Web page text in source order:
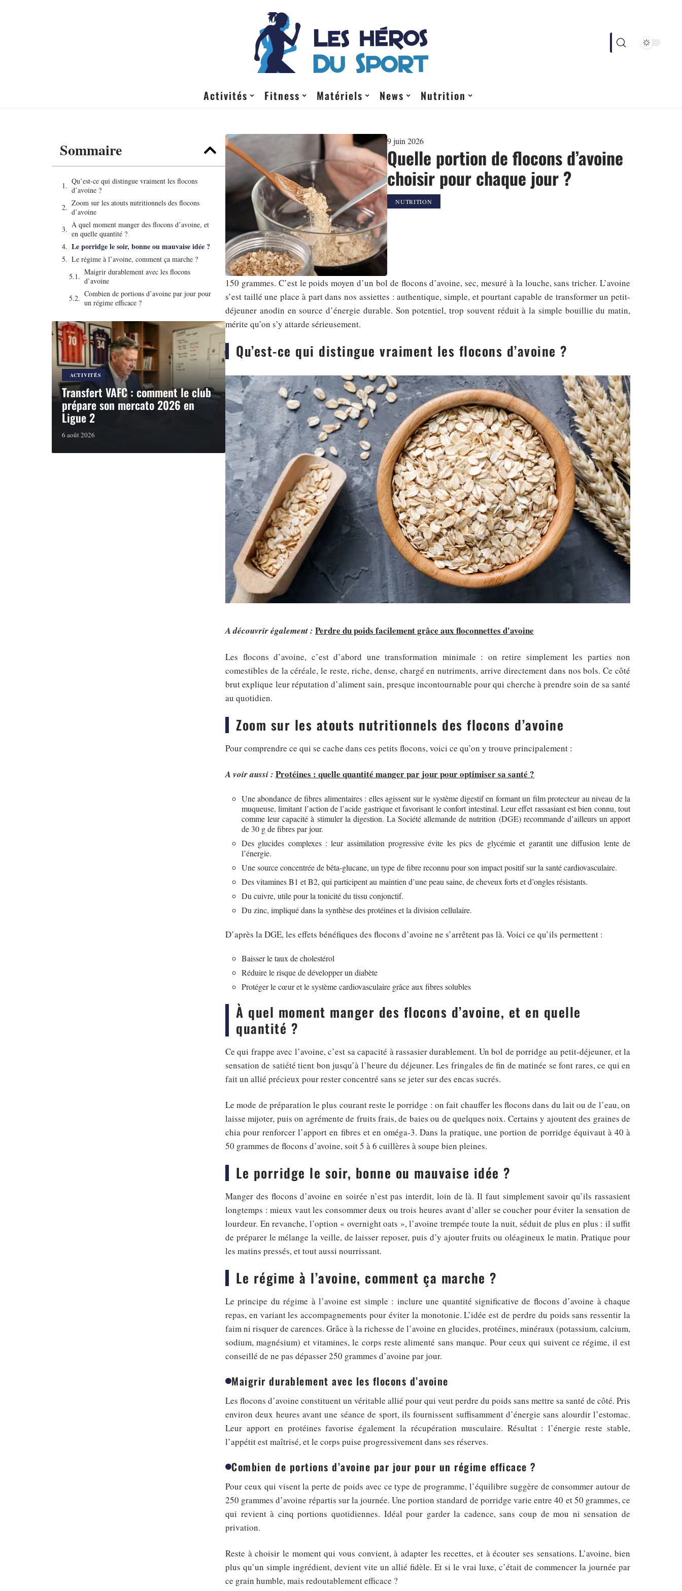
Activités Fitness Matériels News Nutrition
Sommaire
Qu’est-ce qui distingue vraiment les flocons
d’avoine ?
Zoom sur les atouts nutritionnels des flocons
d’avoine
À quel moment manger des flocons d’avoine, et
en quelle quantité ?
Le porridge le soir, bonne ou mauvaise idée ?
Le régime à l’avoine, comment ça marche ?
Maigrir durablement avec les flocons
d’avoine
Combien de portions d’avoine par jour pour
un régime efficace ?
ACTIVITÉS
Transfert VAFC : comment le club
prépare son mercato 2026 en
Ligue 2
6 août 2026
9 juin 2026
Quelle portion de flocons d’avoine
choisir pour chaque jour ?
NUTRITION
150 grammes. C’est le poids moyen d’un bol de flocons d’avoine, sec, mesuré à la louche, sans tricher. L’avoine
s’est taillé une place à part dans nos assiettes : authentique, simple, et pourtant capable de transformer un petit-
déjeuner anodin en source d’énergie durable. Son potentiel, trop souvent réduit à la simple bouillie du matin,
mérite qu’on s’y attarde sérieusement.
Qu’est-ce qui distingue vraiment les flocons d’avoine ?
A découvrir également : Perdre du poids facilement grâce aux floconnettes d'avoine
Les flocons d’avoine, c’est d’abord une transformation minimale : on retire simplement les parties non
comestibles de la céréale, le reste, riche, dense, chargé en nutriments, arrive directement dans nos bols. Ce côté
brut explique leur réputation d’aliment sain, presque incontournable pour qui cherche à prendre soin de sa santé
au quotidien.
Zoom sur les atouts nutritionnels des flocons d’avoine
Pour comprendre ce qui se cache dans ces petits flocons, voici ce qu’on y trouve principalement :
A voir aussi : Protéines : quelle quantité manger par jour pour optimiser sa santé ?
Une abondance de fibres alimentaires : elles agissent sur le système digestif en formant un film protecteur au niveau de la
muqueuse, limitant l’action de l’acide gastrique et favorisant le confort intestinal. Leur effet rassasiant est bien connu, tout
comme leur capacité à stimuler la digestion. La Société allemande de nutrition (DGE) recommande d’ailleurs un apport
de 30 g de fibres par jour.
Des glucides complexes : leur assimilation progressive évite les pics de glycémie et garantit une diffusion lente de
l’énergie.
Une source concentrée de bêta-glucane, un type de fibre reconnu pour son impact positif sur la santé cardiovasculaire.
Des vitamines B1 et B2, qui participent au maintien d’une peau saine, de cheveux forts et d’ongles résistants.
Du cuivre, utile pour la tonicité du tissu conjonctif.
Du zinc, impliqué dans la synthèse des protéines et la division cellulaire.
D’après la DGE, les effets bénéfiques des flocons d’avoine ne s’arrêtent pas là. Voici ce qu’ils permettent :
Baisser le taux de cholestérol
Réduire le risque de développer un diabète
Protéger le cœur et le système cardiovasculaire grâce aux fibres solubles
À quel moment manger des flocons d’avoine, et en quelle
quantité ?
Ce qui frappe avec l’avoine, c’est sa capacité à rassasier durablement. Un bol de porridge au petit-déjeuner, et la
sensation de satiété tient bon jusqu’à l’heure du déjeuner. Les fringales de fin de matinée se font rares, ce qui en
fait un allié précieux pour rester concentré sans se jeter sur des encas sucrés.
Le mode de préparation le plus courant reste le porridge : on fait chauffer les flocons dans du lait ou de l’eau, on
laisse mijoter, puis on agrémente de fruits frais, de baies ou de quelques noix. Certains y ajoutent des graines de
chia pour renforcer l’apport en fibres et en oméga-3. Dans la pratique, une portion de porridge équivaut à 40 à
50 grammes de flocons d’avoine, soit 5 à 6 cuillères à soupe bien pleines.
Le porridge le soir, bonne ou mauvaise idée ?
Manger des flocons d’avoine en soirée n’est pas interdit, loin de là. Il faut simplement savoir qu’ils rassasient
longtemps : mieux vaut les consommer deux ou trois heures avant d’aller se coucher pour éviter la sensation de
lourdeur. En revanche, l’option « overnight oats », l’avoine trempée toute la nuit, séduit de plus en plus : il suffit
de préparer le mélange la veille, de laisser reposer, puis d’y ajouter fruits ou oléagineux le matin. Pratique pour
les matins pressés, et tout aussi nourrissant.
Le régime à l’avoine, comment ça marche ?
Le principe du régime à l’avoine est simple : inclure une quantité significative de flocons d’avoine à chaque
repas, en variant les accompagnements pour éviter la monotonie. L’idée est de perdre du poids sans ressentir la
faim ni risquer de carences. Grâce à la richesse de l’avoine en glucides, protéines, minéraux (potassium, calcium,
sodium, magnésium) et vitamines, le corps reste alimenté sans manque. Pour ceux qui suivent ce régime, il est
conseillé de ne pas dépasser 250 grammes d’avoine par jour.
Maigrir durablement avec les flocons d’avoine
Les flocons d’avoine constituent un véritable allié pour qui veut perdre du poids sans mettre sa santé de côté. Pris
environ deux heures avant une séance de sport, ils fournissent suffisamment d’énergie sans alourdir l’estomac.
Leur apport en protéines favorise également la récupération musculaire. Résultat : l’énergie reste stable,
l’appétit est maîtrisé, et le corps puise progressivement dans ses réserves.
Combien de portions d’avoine par jour pour un régime efficace ?
Pour ceux qui visent la perte de poids avec ce type de programme, l’équilibre suggère de consommer autour de
250 grammes d’avoine répartis sur la journée. Une portion standard de porridge varie entre 40 et 50 grammes, ce
qui revient à cinq portions quotidiennes. Idéal pour garder la cadence, sans coup de mou ni sensation de
privation.
Reste à choisir le moment qui vous convient, à adapter les recettes, et à écouter ses sensations. L’avoine, bien
plus qu’un simple ingrédient, devient vite un allié fidèle. Et si le vrai luxe, c’était de commencer la journée par
ce grain humble, mais redoutablement efficace ?